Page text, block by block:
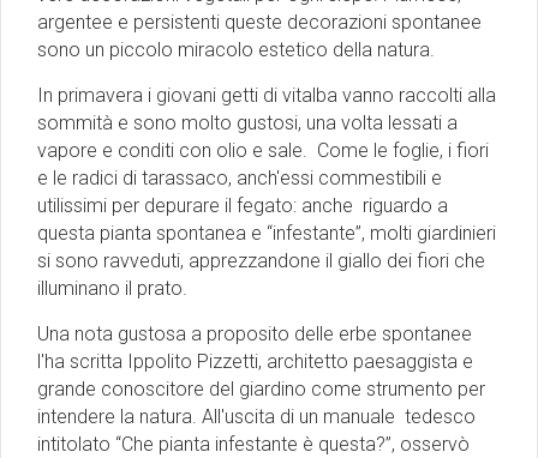
argentee e persistenti queste decorazioni spontanee
sono un piccolo miracolo estetico della natura.
In primavera i giovani getti di vitalba vanno raccolti alla
sommità e sono molto gustosi, una volta lessati a
vapore e conditi con olio e sale. Come le foglie, i fiori
e le radici di tarassaco, anch'essi commestibili e
utilissimi per depurare il fegato: anche riguardo a
questa pianta spontanea e “infestante”, molti giardinieri
si sono ravveduti, apprezzandone il giallo dei fiori che
illuminano il prato.
Una nota gustosa a proposito delle erbe spontanee
l'ha scritta Ippolito Pizzetti, architetto paesaggista e
grande conoscitore del giardino come strumento per
intendere la natura. All'uscita di un manuale tedesco
intitolato “Che pianta infestante è questa?”, osservò